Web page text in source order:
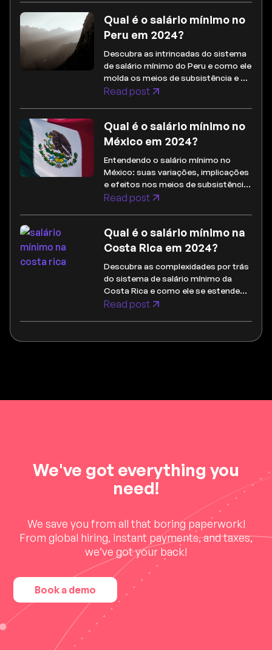
Qual é o salário mínimo no
Peru em 2024?
Descubra as intrincadas do sistema
de salário mínimo do Peru e como ele
molda os meios de subsistência e as
paisagens econômicas dentro do
Read post
Qual é o salário mínimo no
México em 2024?
Entendendo o salário mínimo no
México: suas variações, implicações
e efeitos nos meios de subsistência
e na economia.
Read post
Qual é o salário mínimo na
Costa Rica em 2024?
Descubra as complexidades por trás
do sistema de salário mínimo da
Costa Rica e como ele se estende
além de simples números.
Read post
We've got everything you
need!
We save you from all that boring paperwork!
From global hiring, instant payments, and taxes,
we’ve got your back!
Book a demo